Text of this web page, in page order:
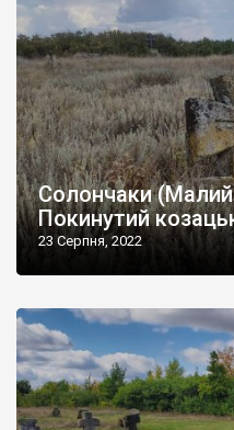
Солончаки
Покинутий
23 Серпня, 2022